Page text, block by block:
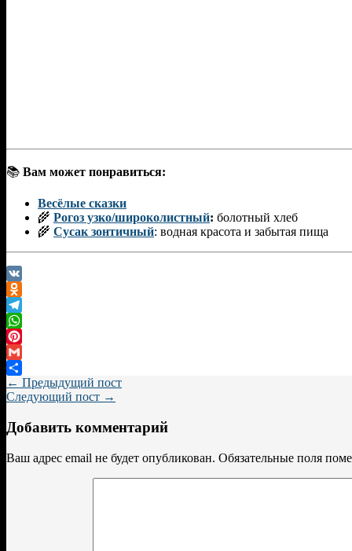
📚 Вам может понравиться:
Весёлые сказки
🌾 Рогоз узко/широколистный: болотный хлеб
🌾 Сусак зонтичный: водная красота и забытая пища
VK
Odnoklassniki
Telegram
WhatsApp
Pinterest
Gmail
Отправить
← Предыдущий пост
Следующий пост →
Добавить комментарий
Ваш адрес email не будет опубликован. Обязательные поля